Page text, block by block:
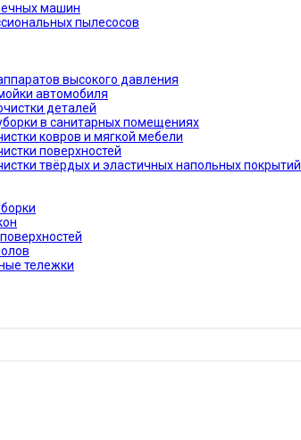
машин
пылесосов
высокого давления
автомобиля
деталей
в санитарных помещениях
ковров и мягкой мебели
поверхностей
твёрдых и эластичных напольных покрытий
тележки